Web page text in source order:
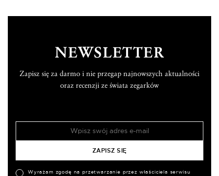
NEWSLETTER
Zapisz się za darmo i nie przegap najnowszych aktualności
oraz recenzji ze świata zegarków
Wyrażam zgodę na przetwarzanie przez właściciela serwisu